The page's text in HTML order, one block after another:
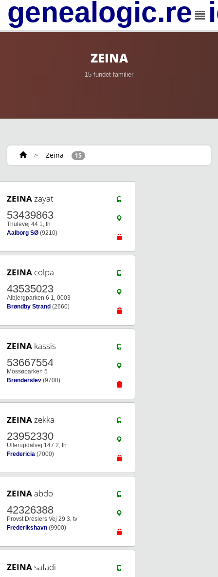
ZEINA
15 fundet familier
> Zeina 15
ZEINAzayat
53439863
Thulevej 44 1, th
Aalborg SØ (9210)
ZEINA colpa
43535023
Albjergparken 6 1, 0003
Brøndby Strand (2660)
ZEINA kassis
53667554
Mossøparken 5
Brønderslev (9700)
ZEINAzekka
23952330
Ullerupdalvej 147 2, th
Fredericia (7000)
ZEINAabdo
42326388
Provst Dreslers Vej 29 3, tv
Frederikshavn (9900)
ZEINAsafadi